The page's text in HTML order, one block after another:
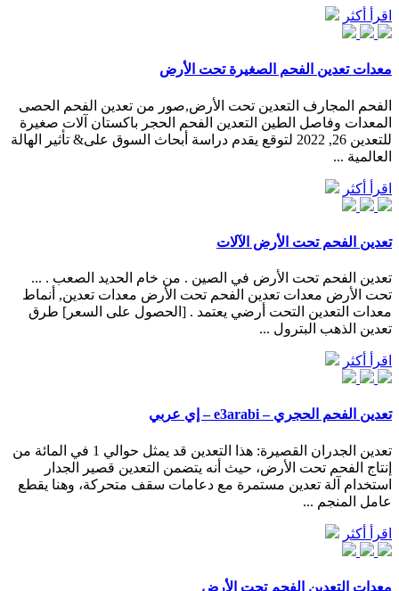
اقرأ أكثر
معدات تعدين الفحم الصغيرة تحت الأرض
الفحم المجارف التعدين تحت الأرض,صور من تعدين الفحم الحصى
المعدات وفاصل الطين التعدين الفحم الحجر باكستان آلات صغيرة
للتعدين 26, 2022 لتوقع يقدم دراسة أبحاث السوق على& تأثير الهالة
العالمية ...
اقرأ أكثر
تعدين الفحم تحت الأرض الآلات
تعدين الفحم تحت الأرض في الصين . من خام الحديد الصعب . ...
تحت الأرض معدات تعدين الفحم تحت الأرض معدات تعدين, أنماط
معدات التعدين التحت أرضي يعتمد . [الحصول على السعر] طرق
تعدين الذهب البترول ...
اقرأ أكثر
تعدين الفحم الحجري – e3arabi – إي عربي
تعدين الجدران القصيرة: هذا التعدين قد يمثل حوالي 1 في المائة من
إنتاج الفحم تحت الأرض، حيث أنه يتضمن التعدين قصير الجدار
استخدام آلة تعدين مستمرة مع دعامات سقف متحركة، وهنا يقطع
عامل المنجم ...
اقرأ أكثر
معدات التعدين الفحم تحت الأرض